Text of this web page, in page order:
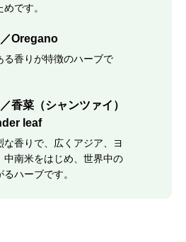
です。
Oregano
る香りが特徴のハーブで
香菜（シャンツァイ）
leaf
な香りで、広くアジア、ヨ
中南米をはじめ、世界中の
ハーブです。